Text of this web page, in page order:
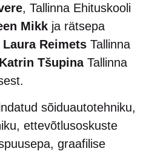
, Tallinna Ehituskooli
Mikk ja rätsepa
Laura Reimets Tallinna
Katrin TšupinaTallinna
sõiduautotehniku,
ettevõtlusoskuste
graafilise